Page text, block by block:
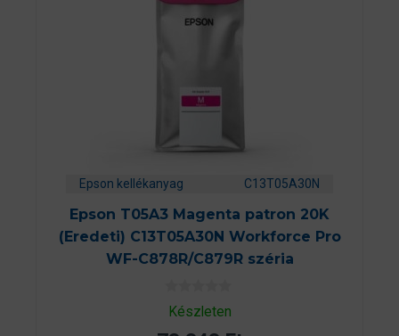
Epson kellékanyag C13T05A30N
Epson T05A3 Magenta patron 20K
(Eredeti) C13T05A30N Workforce Pro
WF-C878R/C879R széria
0
aKészleten